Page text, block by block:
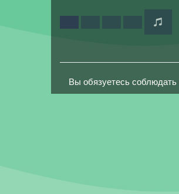
Вы обязуетесь соблюдать